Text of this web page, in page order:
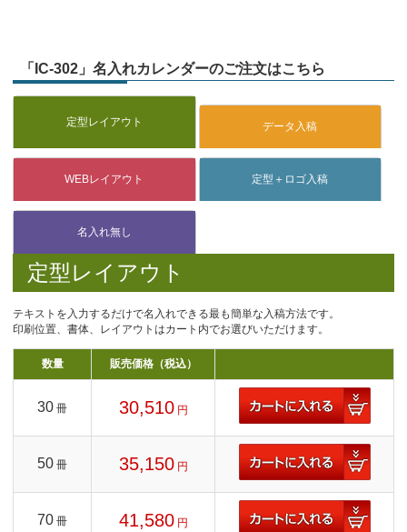
「IC-302」名入れカレンダーのご注文はこちら
定型レイアウト
テキストを入力するだけで名入れできる最も簡単な入稿方法です。
印刷位置、書体、レイアウトはカート内でお選びいただけます。
数量 販売価格（税込）
30 冊 30,510 円
50 冊 35,150 円
70 冊 41,580 円